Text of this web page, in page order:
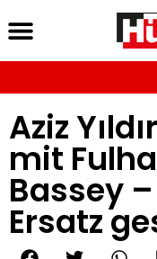
Aziz
mit
Bassey
Ersatz